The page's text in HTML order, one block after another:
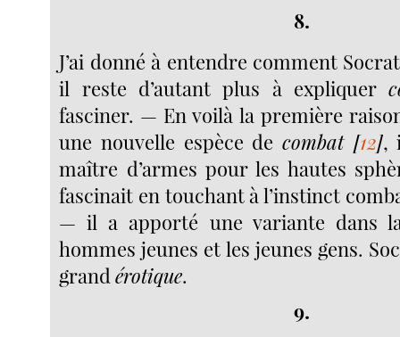
8.
J’ai donné à entendre comment
il reste d’autant plus à expliquer
fasciner. — En voilà la première
une nouvelle espèce de combat[12],
maître d’armes pour les hautes
fascinait en touchant à l’instinct
— il a apporté une variante dans
hommes jeunes et les jeunes gens.
grandérotique.
9.